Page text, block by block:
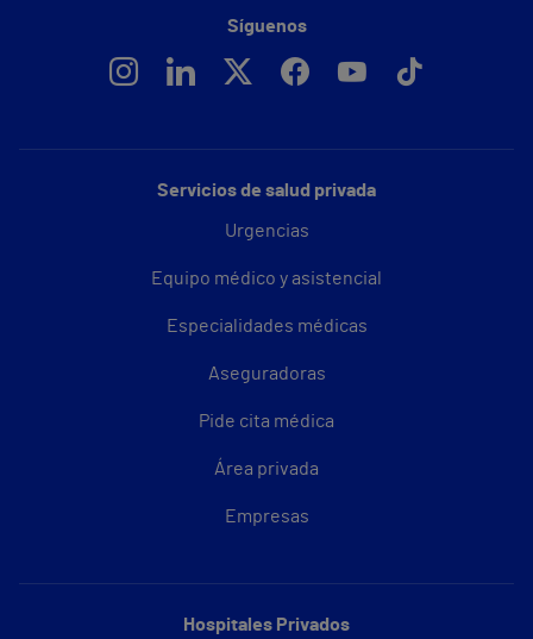
Servicios de salud privada
Urgencias
Equipo médico y asistencial
Especialidades médicas
Aseguradoras
Pide cita médica
Área privada
Empresas
Hospitales Privados
Síguenos